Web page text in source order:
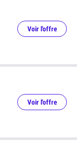
Voir l'offre
Voir l'offre